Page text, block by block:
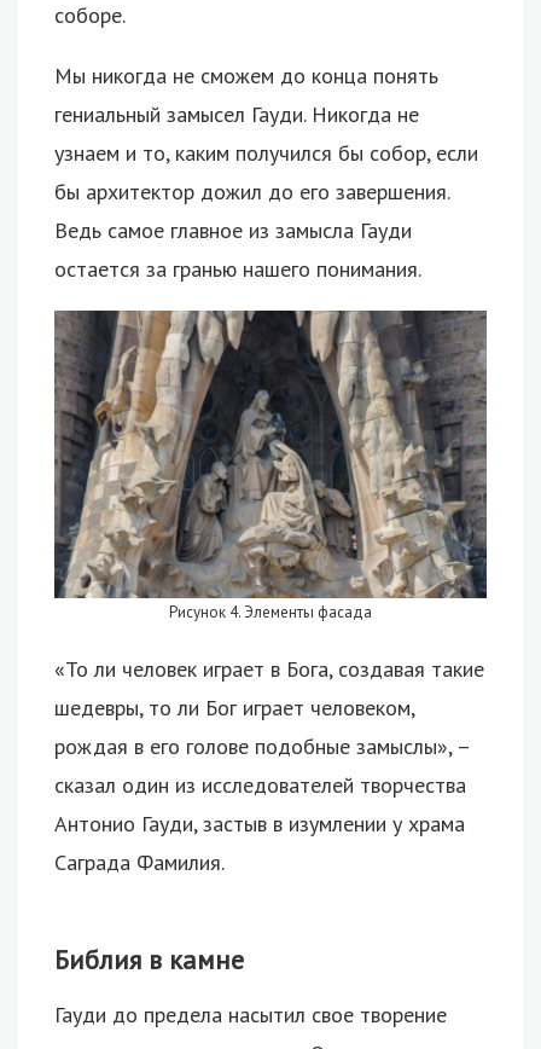
соборе.
Мы никогда не сможем до конца понять
гениальный замысел Гауди. Никогда не
узнаем и то, каким получился бы собор, если
бы архитектор дожил до его завершения.
Ведь самое главное из замысла Гауди
остается за гранью нашего понимания.
Рисунок 4. Элементы фасада
«То ли человек играет в Бога, создавая такие
шедевры, то ли Бог играет человеком,
рождая в его голове подобные замыслы», –
сказал один из исследователей творчества
Антонио Гауди, застыв в изумлении у храма
Саграда Фамилия.
Библия в камне
Гауди до предела насытил свое творение